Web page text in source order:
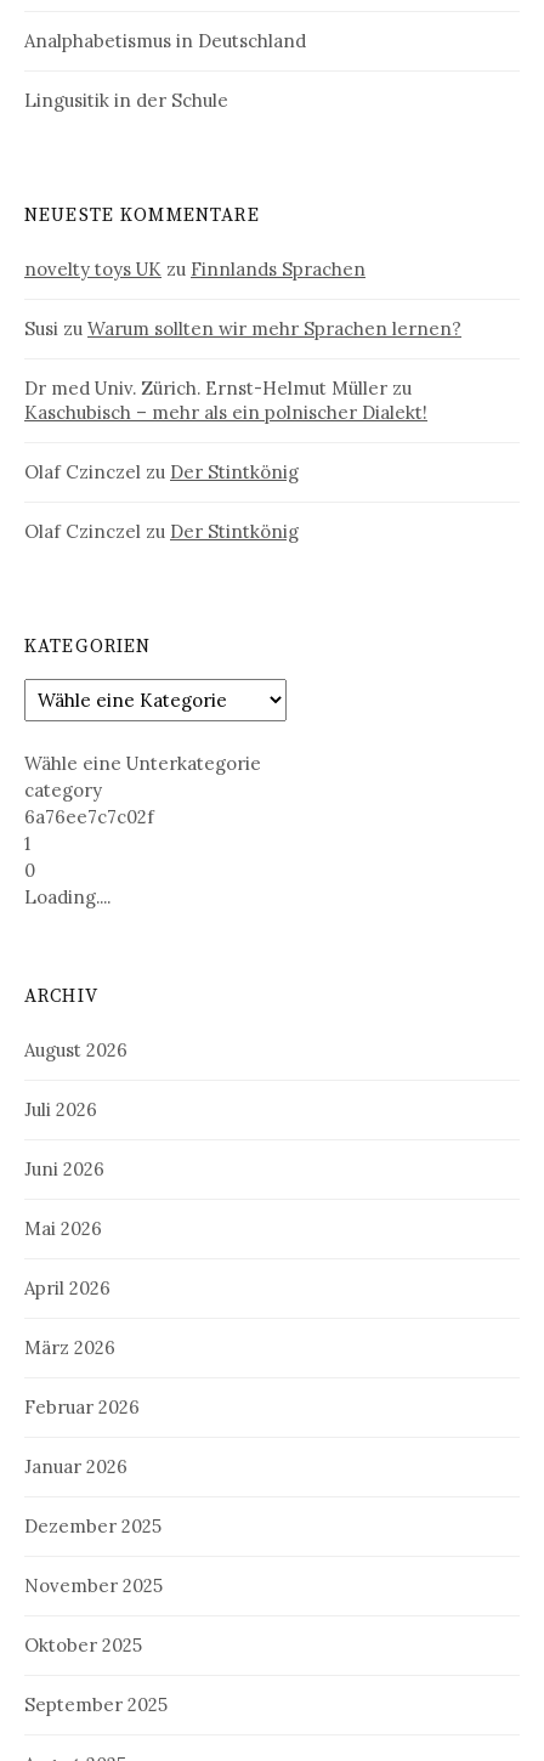
Analphabetismus in Deutschland
Lingusitik in der Schule
NEUESTE KOMMENTARE
novelty toys UK zu Finnlands Sprachen
Susi zu Warum sollten wir mehr Sprachen lernen?
Dr med Univ. Zürich. Ernst-Helmut Müller zu
Kaschubisch – mehr als ein polnischer Dialekt!
Olaf Czinczel zu Der Stintkönig
Olaf Czinczel zu Der Stintkönig
KATEGORIEN
Wähle eine Unterkategorie
category
6a76ee7c7c02f
1
0
Loading....
ARCHIV
August 2026
Juli 2026
Juni 2026
Mai 2026
April 2026
März 2026
Februar 2026
Januar 2026
Dezember 2025
November 2025
Oktober 2025
September 2025